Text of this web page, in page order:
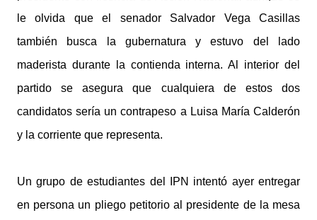
le olvida que el senador Salvador Vega Casillas
también busca la gubernatura y estuvo del lado
maderista durante la contienda interna. Al interior del
partido se asegura que cualquiera de estos dos
candidatos sería un contrapeso a Luisa María Calderón
y la corriente que representa.
Un grupo de estudiantes del IPN intentó ayer entregar
en persona un pliego petitorio al presidente de la mesa